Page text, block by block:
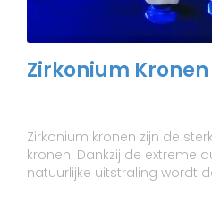
Zirkonium Kronen
Zirkonium kronen zijn de
kronen. Dankzij de extreme
natuurlijke uitstraling wordt